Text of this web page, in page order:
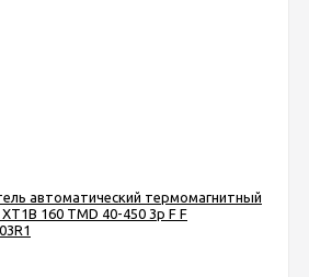
автоматический термомагнитный
160 TMD 40-450 3p F F